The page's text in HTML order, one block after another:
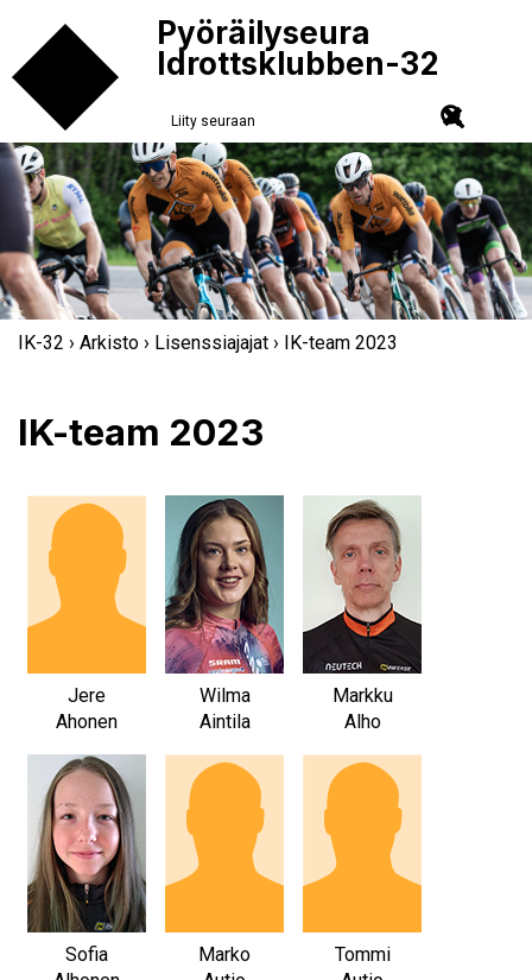
Pyöräilyseura
Idrottsklubben-32
Liity seuraan
IK-32 › Arkisto › Lisenssiajajat › IK-team 2023
IK-team 2023
Jere
Ahonen
Wilma
Aintila
Markku
Alho
Sofia
Marko
Tommi